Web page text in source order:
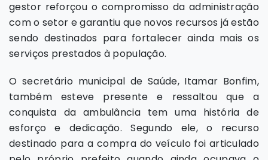
gestor reforçou o compromisso da administração
com o setor e garantiu que novos recursos já estão
sendo destinados para fortalecer ainda mais os
serviços prestados à população.
O secretário municipal de Saúde, Itamar Bonfim,
também esteve presente e ressaltou que a
conquista da ambulância tem uma história de
esforço e dedicação. Segundo ele, o recurso
destinado para a compra do veículo foi articulado